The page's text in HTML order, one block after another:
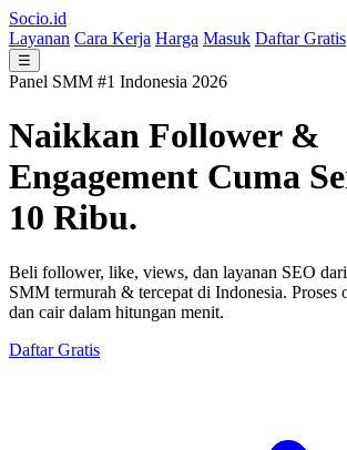
Socio.id
Layanan Cara Kerja Harga Masuk Daftar Gratis
☰
Panel SMM #1 Indonesia 2026
Naikkan Follower &
Engagement Cuma
10 Ribu.
Beli follower, like, views, dan layanan SEO dari
SMM termurah & tercepat di Indonesia. Proses
dan cair dalam hitungan menit.
Daftar Gratis